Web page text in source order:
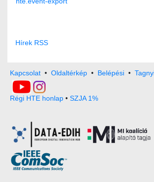
Hírek RSS
Kapcsolat • Oldaltérkép • Belépési •
Régi HTE honlap • SZJA 1%